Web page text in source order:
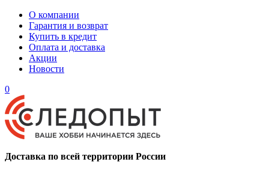
О компании
Гарантия и возврат
Купить в кредит
Оплата и доставка
Акции
Новости
0
Доставка по всей территории России